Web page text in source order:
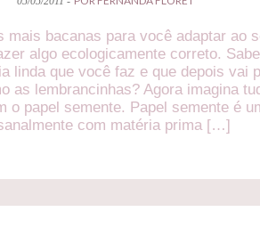
mais bacanas para você adaptar ao
algo ecologicamente correto.
linda que você faz e que depois vai
as lembrancinhas? Agora imagina
o papel semente. Papel semente é
com matéria prima […]